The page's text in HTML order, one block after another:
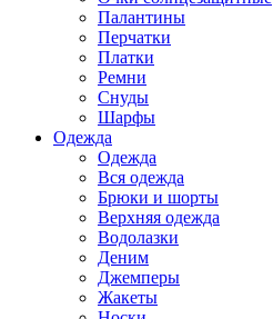
Палантины
Перчатки
Платки
Ремни
Снуды
Шарфы
Одежда
Одежда
Вся одежда
Брюки и шорты
Верхняя одежда
Водолазки
Деним
Джемперы
Жакеты